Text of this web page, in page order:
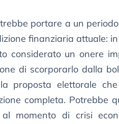
portare a un
finanziaria attuale:
considerato un onere
di scorporarlo dalla
proposta elettorale
completa. Potrebbe
momento di crisi